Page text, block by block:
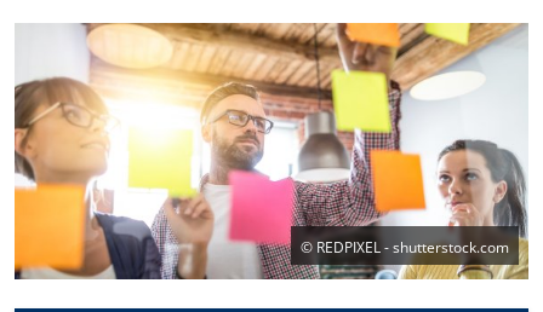
© REDPIXEL - shutterstock.com